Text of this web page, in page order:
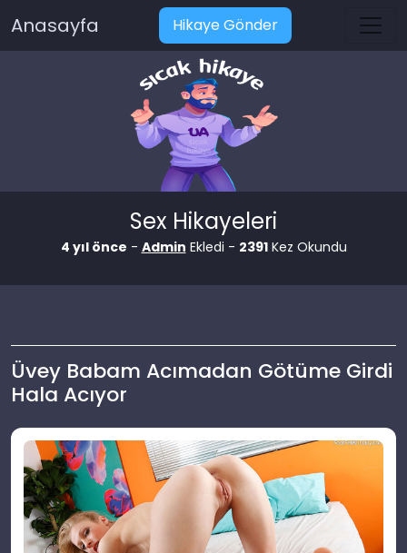
Anasayfa Hikaye Gönder
Sex Hikayeleri
4 yıl önce - Admin Ekledi - 2391Kez Okundu
Üvey Babam Acımadan Götüme Girdi
Hala Acıyor